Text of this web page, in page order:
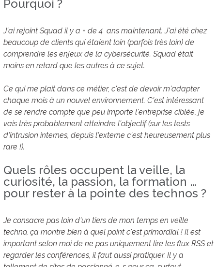
Pourquoi ?
J'ai rejoint Squad il y a + de 4 ans maintenant. J'ai été chez
beaucoup de clients qui étaient loin (parfois très loin) de
comprendre les enjeux de la cybersécurité. Squad était
moins en retard que les autres à ce sujet.
Ce qui me plait dans ce métier, c'est de devoir m'adapter
chaque mois à un nouvel environnement. C'est intéressant
de se rendre compte que peu importe l'entreprise ciblée, je
vais très probablement atteindre l'objectif (sur les tests
d'intrusion internes, depuis l'externe c'est heureusement plus
rare !).
Quels rôles occupent la veille, la
curiosité, la passion, la formation …
pour rester à la pointe des technos ?
Je consacre pas loin d'un tiers de mon temps en veille
techno, ça montre bien à quel point c'est primordial ! Il est
important selon moi de ne pas uniquement lire les flux RSS et
regarder les conférences, il faut aussi pratiquer. Il y a